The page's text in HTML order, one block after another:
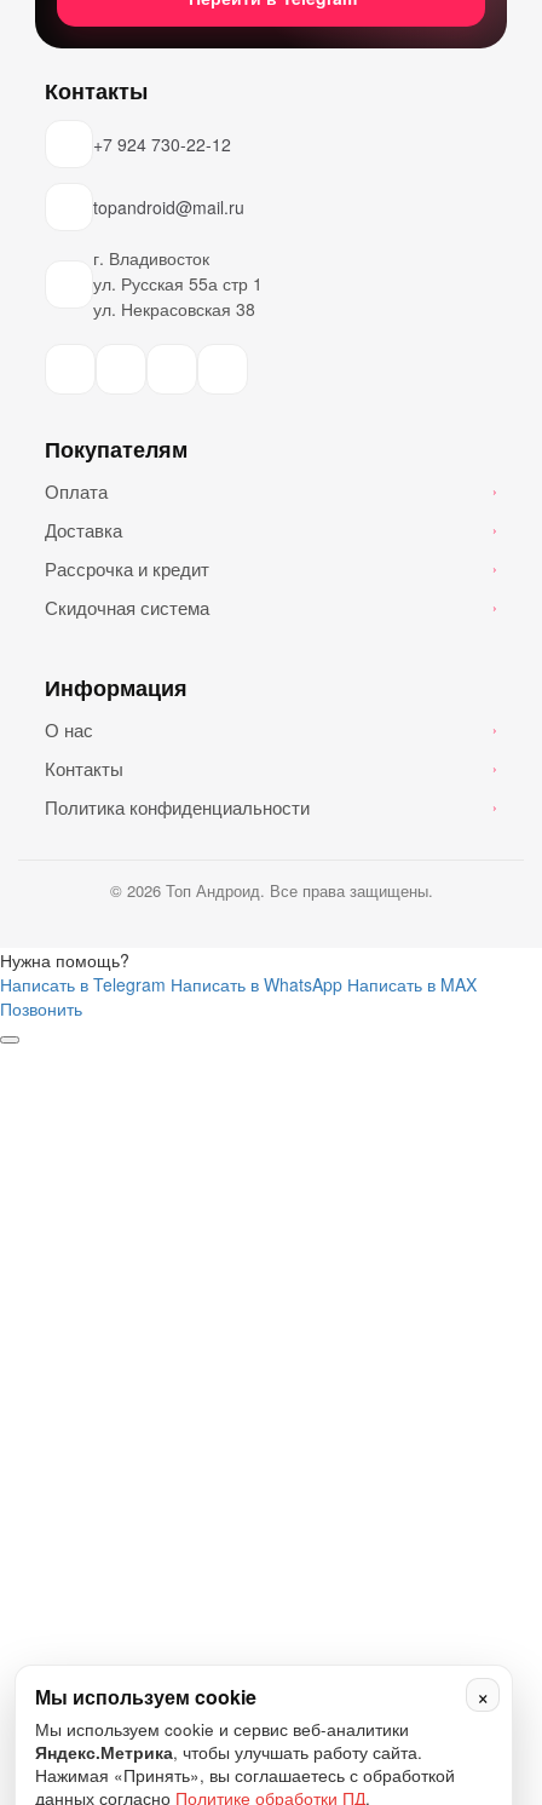
Контакты
+7 924 730-22-12
topandroid@mail.ru
г. Владивосток
ул. Русская 55а стр 1
ул. Некрасовская 38
Покупателям
Оплата ›
Доставка ›
Рассрочка и кредит ›
Скидочная система ›
Информация
О нас ›
Контакты ›
Политика конфиденциальности ›
© 2026 Топ Андроид. Все права защищены.
×
Мы используем cookie
Мы используем cookie и сервис веб-аналитики
Яндекс.Метрика, чтобы улучшать работу сайта.
Нажимая «Принять», вы соглашаетесь с обработкой
данных согласно Политике обработки ПД.
Нужна помощь?
Написать в Telegram Написать в WhatsApp Написать в MAX
Позвонить